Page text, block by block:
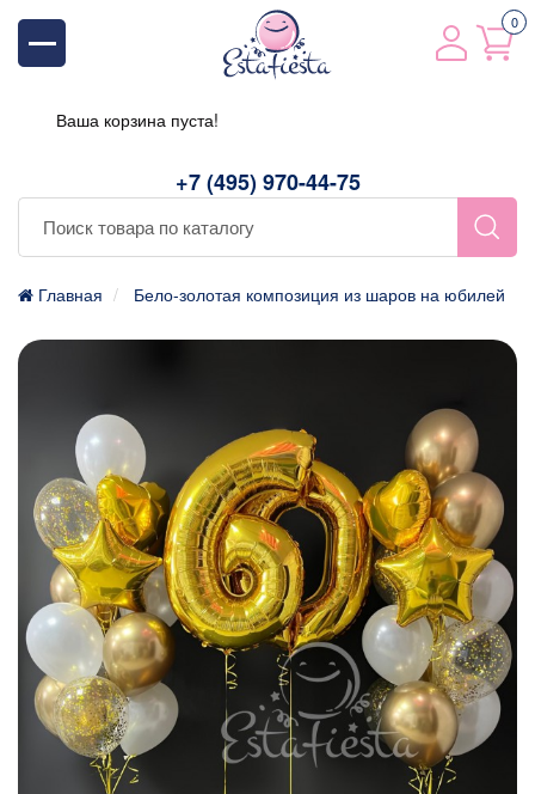
+7 (495) 970-44-75
0
Ваша корзина пуста!
Главная Бело-золотая композиция из шаров на юбилей